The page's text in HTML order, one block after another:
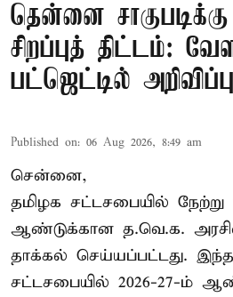
தென்னை சாகுபடிக்கு
சிறப்புத் திட்டம்:
பட்ஜெட்டில் அறிவிப்பு
Published on: 06 Aug 2026, 8:49 am
சென்னை,
தமிழக சட்டசபையில் நேற்று
ஆண்டுக்கான த.வெ.க.
தாக்கல் செய்யப்பட்டது.
சட்டசபையில் 2026-27-ம்